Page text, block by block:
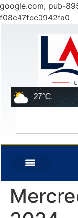
google.com, pub-
f08c47fec0942fa0
27°C